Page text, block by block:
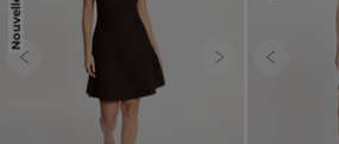
Previous Next Previous